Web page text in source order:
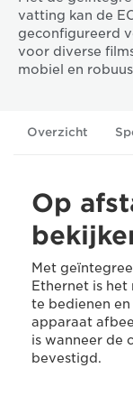
vatting kan de
geconfigureerd
voor diverse
mobiel en
Overzicht
Op
Met
Ethernet is
te bedienen
apparaat
is wanneer de
bevestigd.